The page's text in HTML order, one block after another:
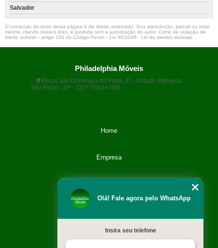
Salvador
O conteúdo do texto desta página é de direito reservado. Sua reprodução, parcial ou total,
mesmo citando nossos links, é proibida sem a autorização do autor. Crime de violação de
direito autoral – artigo 184 do Código Penal – Lei 9610/98 - Lei de direitos autorais.
Philadelphia Móveis
Praça São Domingos do Prata, 37 - Cidade Patriarca
São Paulo - SP - CEP: 03544-080
Home
Empresa
Catálogo
Olá! Fale agora pelo WhatsApp
Insira seu telefone